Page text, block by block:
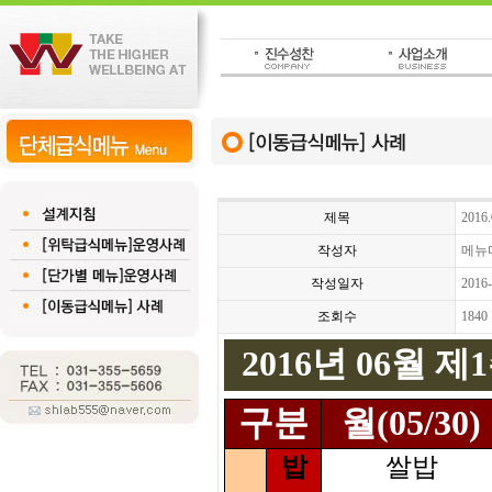
제목
작성자 메뉴
작성일자
조회수 1840
2016년 06월 제
구분
월(05/30)
밥
쌀밥